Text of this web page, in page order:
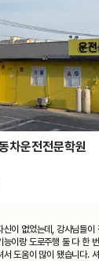
차운전전문학원
이 없었는데, 강사님들이
이랑 도로주행 둘 다 한
서 도움이 많이 됐습니다.